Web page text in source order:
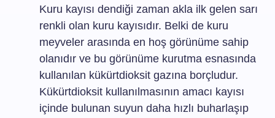
Kuru kayısı dendiği zaman akla ilk gelen sarı
renkli olan kuru kayısıdır. Belki de kuru
meyveler arasında en hoş görünüme sahip
olanıdır ve bu görünüme kurutma esnasında
kullanılan kükürtdioksit gazına borçludur.
Kükürtdioksit kullanılmasının amacı kayısı
içinde bulunan suyun daha hızlı buharlaşıp